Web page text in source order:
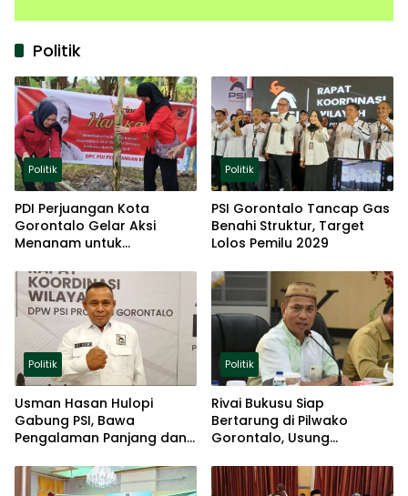
Politik
Politik
PDI Perjuangan Kota
Gorontalo Gelar Aksi
Menanam untuk
Politik
PSI Gorontalo Tancap Gas
Benahi Struktur, Target
Lolos Pemilu 2029
Politik
Usman Hasan Hulopi
Gabung PSI, Bawa
Pengalaman Panjang dan
Politik
Rivai Bukusu Siap
Bertarung di Pilwako
Gorontalo, Usung
Politik